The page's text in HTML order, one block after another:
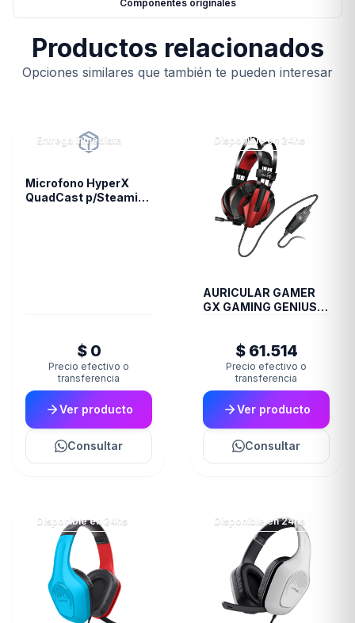
Componentes originales
Productos relacionados
Opciones similares que también te pueden interesar
Entrega inmediata
Microfono HyperX
QuadCast p/Steaming
$ 0
Precio efectivo o
transferencia
Ver producto
Consultar
Disponible en 24hs
AURICULAR GAMER
GX GAMING GENIUS
$ 61.514
Precio efectivo o
transferencia
Ver producto
Consultar
Disponible en 24hs Disponible en 24hs